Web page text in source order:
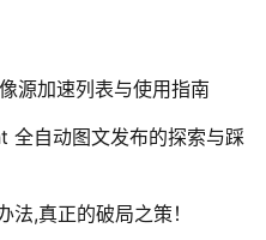
源加速列表与使用指南
全自动图文发布的探索与踩
,真正的破局之策！